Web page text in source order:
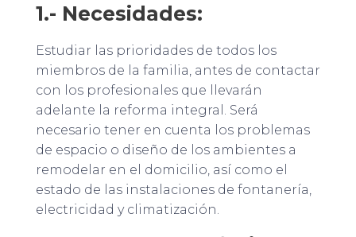
1.- Necesidades:
Estudiar las prioridades de todos los
miembros de la familia, antes de contactar
con los profesionales que llevarán
adelante la reforma integral. Será
necesario tener en cuenta los problemas
de espacio o diseño de los ambientes a
remodelar en el domicilio, así como el
estado de las instalaciones de fontanería,
electricidad y climatización.